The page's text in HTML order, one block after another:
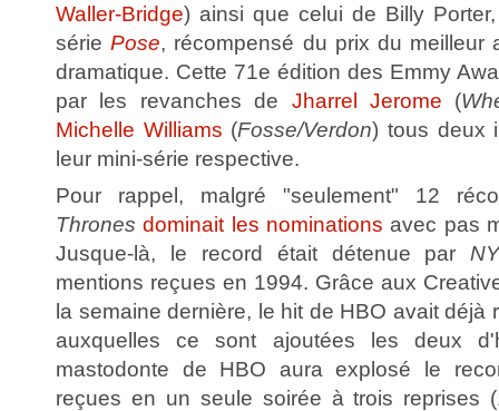
Waller-Bridge) ainsi que celui de Billy
sériePose, récompensé du prix du meilleur
dramatique. Cette 71e édition des Emmy
par les revanches de Jharrel Jerome (
Michelle Williams (Fosse/Verdon) tous deux
leur mini-série respective.
Pour rappel, malgré "seulement" 12
Thrones dominait les nominations avec pas
Jusque-là, le record était détenue par
mentions reçues en 1994. Grâce aux
la semaine dernière, le hit de HBO avait déjà
auxquelles ce sont ajoutées les deux
mastodonte de HBO aura explosé le
reçues en un seule soirée à trois reprises